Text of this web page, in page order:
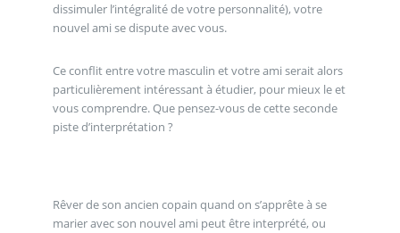
dissimuler l’intégralité de votre personnalité), votre
nouvel ami se dispute avec vous.
Ce conflit entre votre masculin et votre ami serait alors
particulièrement intéressant à étudier, pour mieux le et
vous comprendre. Que pensez-vous de cette seconde
piste d’interprétation ?
Rêver de son ancien copain quand on s’apprête à se
marier avec son nouvel ami peut être interprété, ou